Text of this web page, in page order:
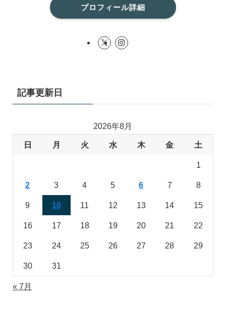
プロフィール詳細
記事更新日
2026年8月
日 月 火 水 木 金 土
1
2 3 4 5 6 7 8
9 10 11 12 13 14 15
16 17 18 19 20 21 22
23 24 25 26 27 28 29
30 31
« 7月